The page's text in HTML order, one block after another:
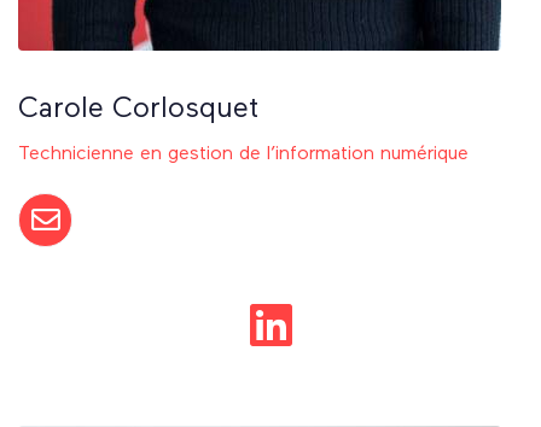
Carole Corlosquet
Technicienne en gestion de l’information numérique